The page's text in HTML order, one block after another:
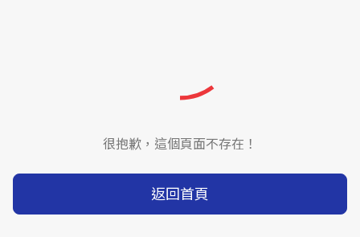
很抱歉，這個頁面不存在！
返回首頁